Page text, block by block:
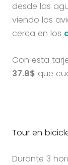
desde las
viendo los
cerca en los
Con esta
37.8$ que
Tour en
Durante 3